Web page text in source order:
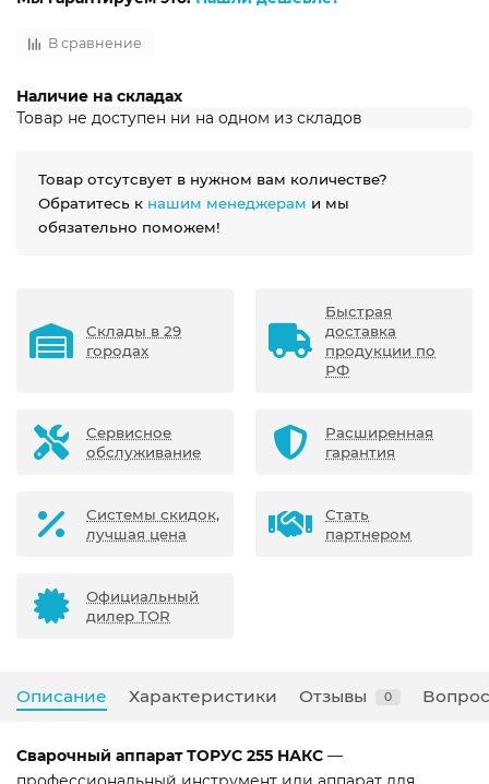
В сравнение
Наличие на складах
Товар не доступен ни на одном из складов
Товар отсутсвует в нужном вам количестве?
Обратитесь к нашим менеджерам и мы
обязательно поможем!
Склады в 29
городах
Быстрая
доставка
продукции по
РФ
Сервисное
обслуживание
Расширенная
гарантия
Системы скидок,
лучшая цена
Стать
партнером
Официальный
дилер TOR
Описание Характеристики Отзывы 0
Сварочный аппарат ТОРУС 255 НАКС —